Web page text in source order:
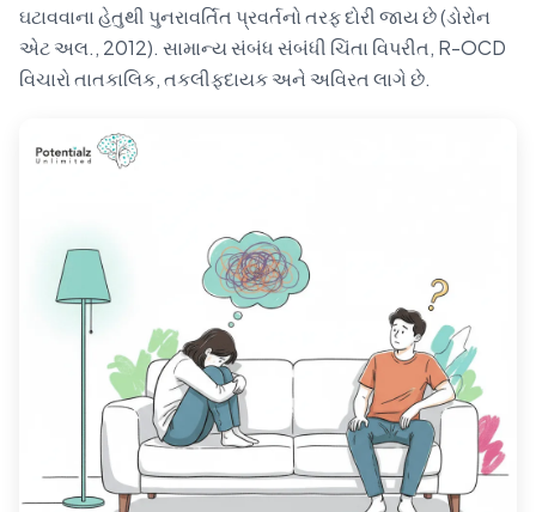
ઘટાવવાના હેતુથી પુનરાવર્તિત પ્રવર્તનો તરફ દોરી જાય છે (ડોરોન
એટ અલ., 2012). સામાન્ય સંબંધ સંબંધી ચિંતા વિપરીત, R-OCD
વિચારો તાતકાલિક, તકલીફદાયક અને અવિરત લાગે છે.